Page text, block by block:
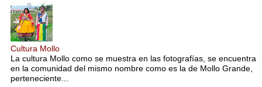
Cultura Mollo
La cultura Mollo como se muestra en las fotografías, se encuentra
en la comunidad del mismo nombre como es la de Mollo Grande,
perteneciente...